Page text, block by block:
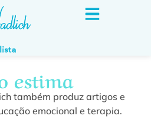
estima
também produz artigos e
emocional e terapia.